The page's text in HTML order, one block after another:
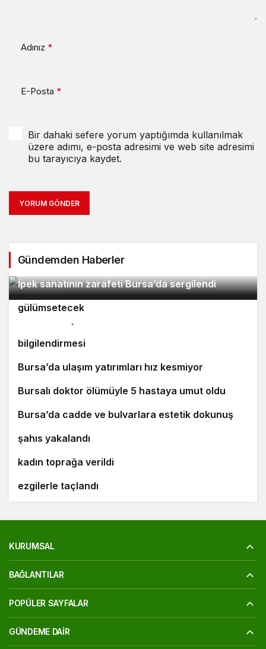
Adınız *
E-Posta *
Bir dahaki sefere yorum yaptığımda kullanılmak
üzere adımı, e-posta adresimi ve web site adresimi
bu tarayıcıya kaydet.
YORUM GÖNDER
Gündemden Haberler
İpek sanatının zarafeti Bursa’da sergilendi
Orhaneli’nin turizm potansiyeli Bursa’yı
gülümsetecek
3
4
Bursa’da öğrencilere polislik tanıtımı ve güvenlik
bilgilendirmesi
5
Bursa’da ulaşım yatırımları hız kesmiyor
6
Bursalı doktor ölümüyle 5 hastaya umut oldu
7
Bursa’da cadde ve bulvarlara estetik dokunuş
Bursa’da 25 yıl kesinleşmiş hapis cezası bulunan
şahıs yakalandı
Bursa’daki silahlı saldırıda ölen güzellik uzmanı
kadın toprağa verildi
‘Osmangazi Ramazan Sokağı’ huzur veren
ezgilerle taçlandı
KURUMSAL
BAĞLANTILAR
POPÜLER SAYFALAR
GÜNDEME DAIR